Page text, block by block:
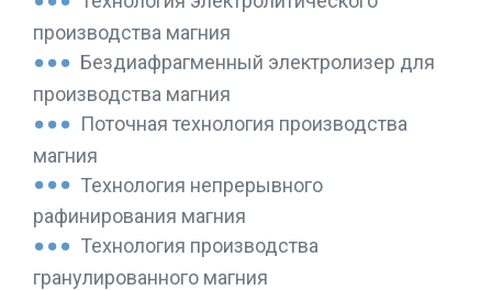
производства магния
Бездиафрагменный электролизер для
производства магния
Поточная технология производства
магния
Технология непрерывного
рафинирования магния
Технология производства
гранулированного магния